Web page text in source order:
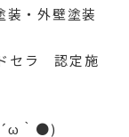
装・外壁塗装
セラ 認定施
｀●)